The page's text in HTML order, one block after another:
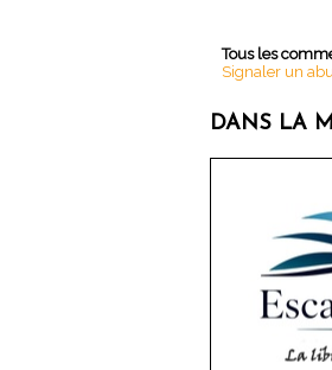
Tous les
Signaler un
DANS LA